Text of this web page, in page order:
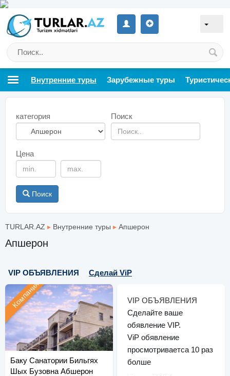
Внутренние туры Зарубежные туры
категория Поиск
Цена
Поиск
TURLAR.AZ ▸ Внутренние туры ▸ Апшерон
Апшерон
VIP ОБЪЯВЛЕНИЯ Сделай ViP
Баку Санатории Бильгях
Шых Бузовна Абшерон
Компания
VIP ОБЪЯВЛЕНИЯ
Сделайте ваше
обявление VIP.
ViP обявление
просмотриваетса 10 раз
болше